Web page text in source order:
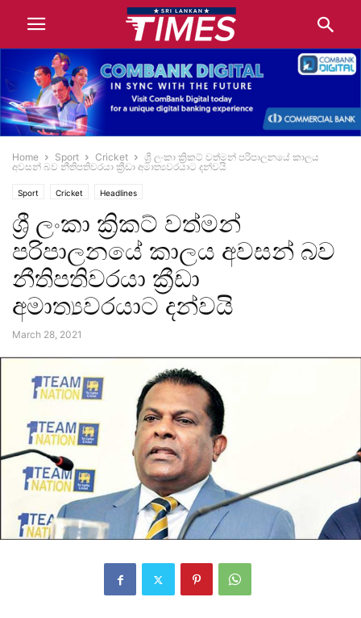
Home Sport Cricket
ශ්‍රී ලංකා ක්‍රිකට් වත්මන් පරිපාලනයේ කාලය
අවසන් බව නීතිපතිවරයා ක්‍රීඩා අමාත්‍යවරයාට දන්වයි
Sport Cricket Headlines
ශ්‍රී ලංකා ක්‍රිකට් වත්මන්
පරිපාලනයේ කාලය අවසන් බව
නීතිපතිවරයා ක්‍රීඩා
අමාත්‍යවරයාට දන්වයි
March 28, 2021